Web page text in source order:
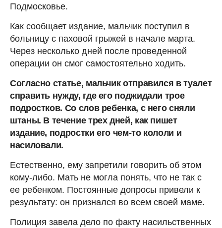
Подмосковье.
Как сообщает издание, мальчик поступил в
больницу с паховой грыжей в начале марта.
Через несколько дней после проведенной
операции он смог самостоятельно ходить.
Согласно статье, мальчик отправился в туалет
справить нужду, где его поджидали трое
подростков. Со слов ребенка, с него сняли
штаны. В течение трех дней, как пишет
издание, подростки его чем-то кололи и
насиловали.
Естественно, ему запретили говорить об этом
кому-либо. Мать не могла понять, что не так с
ее ребенком. Постоянные допросы привели к
результату: он признался во всем своей маме.
Полиция завела дело по факту насильственных